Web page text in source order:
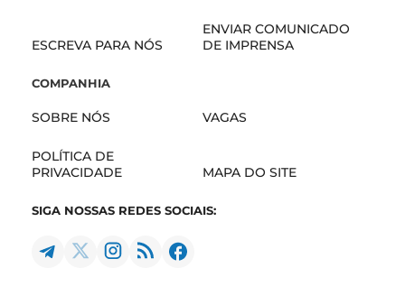
ESCREVA PARA NÓS
ENVIAR COMUNICADO
DE IMPRENSA
COMPANHIA
SOBRE NÓS VAGAS
POLÍTICA DE
PRIVACIDADE
MAPA DO SITE
SIGA NOSSAS REDES SOCIAIS: